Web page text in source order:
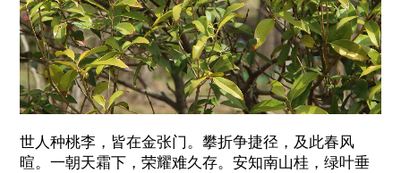
世人种桃李，皆在金张门。攀折争捷径，及此春风
暄。一朝天霜下，荣耀难久存。安知南山桂，绿叶垂